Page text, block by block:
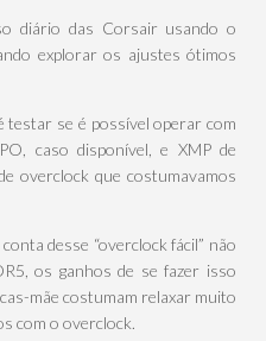
diário das Corsair usando o
explorar os ajustes ótimos
testar se é possível operar com
caso disponível, e XMP de
overclock que costumavamos
desse “overclock fácil” não
os ganhos de se fazer isso
mãe costumam relaxar muito
com o overclock.